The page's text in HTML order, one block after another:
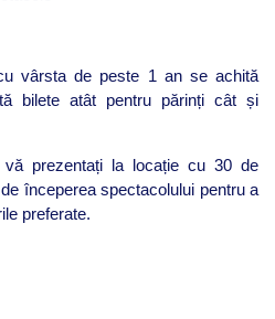
vârsta de peste 1 an se achită
bilete atât pentru părinți cât și
prezentați la locație cu 30 de
începerea spectacolului pentru a
preferate.